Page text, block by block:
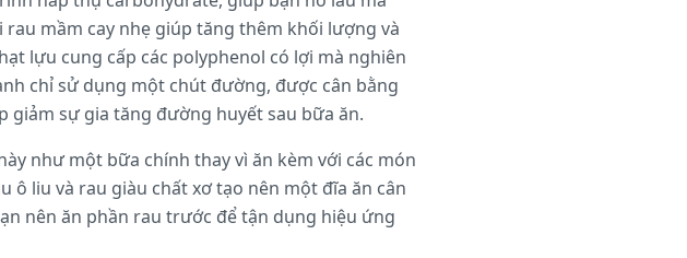
mầm cay nhẹ giúp tăng thêm khối lượng và
lựu cung cấp các polyphenol có lợi mà nghiên
chỉ sử dụng một chút đường, được cân bằng
sự gia tăng đường huyết sau bữa ăn.
như một bữa chính thay vì ăn kèm với các món
liu và rau giàu chất xơ tạo nên một đĩa ăn cân
nên ăn phần rau trước để tận dụng hiệu ứng